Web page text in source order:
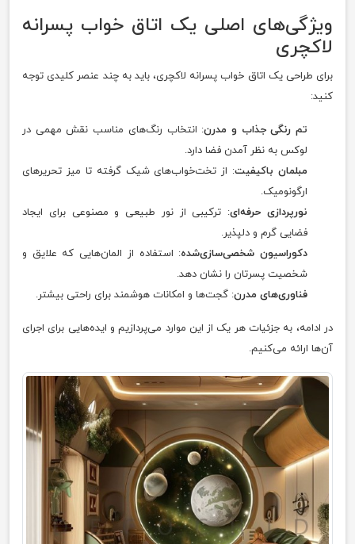
ویژگی‌های اصلی یک اتاق خواب پسرانه
لاکچری
برای طراحی یک اتاق خواب پسرانه لاکچری، باید به چند عنصر کلیدی توجه
کنید:
تم رنگی جذاب و مدرن: انتخاب رنگ‌های مناسب نقش مهمی در
لوکس به نظر آمدن فضا دارد.
مبلمان باکیفیت: از تخت‌خواب‌های شیک گرفته تا میز تحریرهای
ارگونومیک.
نورپردازی حرفه‌ای: ترکیبی از نور طبیعی و مصنوعی برای ایجاد
فضایی گرم و دلپذیر.
دکوراسیون شخصی‌سازی‌شده: استفاده از المان‌هایی که علایق و
شخصیت پسرتان را نشان دهد.
فناوری‌های مدرن: گجت‌ها و امکانات هوشمند برای راحتی بیشتر.
در ادامه، به جزئیات هر یک از این موارد می‌پردازیم و ایده‌هایی برای اجرای
آن‌ها ارائه می‌کنیم.